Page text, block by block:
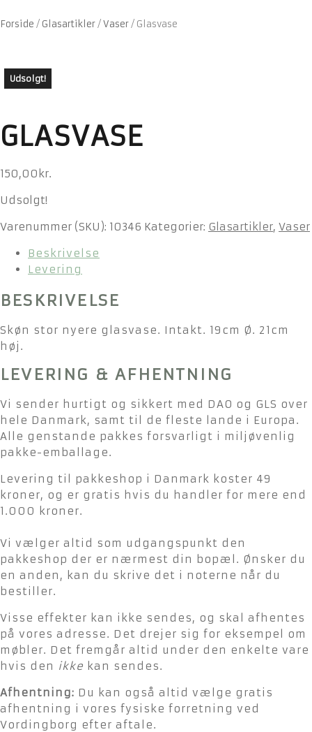
Forside / Glasartikler/Vaser/ Glasvase
Udsolgt!
GLASVASE
150,00 kr.
Udsolgt!
Varenummer (SKU): 10346 Kategorier: Glasartikler, Vaser
Beskrivelse
Levering
BESKRIVELSE
Skøn stor nyere glasvase. Intakt. 19cm Ø. 21cm
høj.
LEVERING & AFHENTNING
Vi sender hurtigt og sikkert med DAO og GLS over
hele Danmark, samt til de fleste lande i Europa.
Alle genstande pakkes forsvarligt i miljøvenlig
pakke-emballage.
Levering til pakkeshop i Danmark koster 49
kroner, og er gratis hvis du handler for mere end
1.000 kroner.
Vi vælger altid som udgangspunkt den
pakkeshop der er nærmest din bopæl. Ønsker du
en anden, kan du skrive det i noterne når du
bestiller.
Visse effekter kan ikke sendes, og skal afhentes
på vores adresse. Det drejer sig for eksempel om
møbler. Det fremgår altid under den enkelte vare
hvis den ikke kan sendes.
Afhentning: Du kan også altid vælge gratis
afhentning i vores fysiske forretning ved
Vordingborg efter aftale.